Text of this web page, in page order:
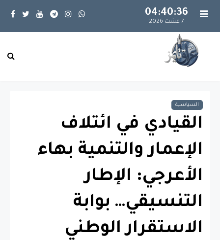
04:40:36
7 غشت 2026
السياسية
القيادي في ائتلاف
الإعمار والتنمية بهاء
الأعرجي: الإطار
التنسيقي… بوابة
الاستقرار الوطني